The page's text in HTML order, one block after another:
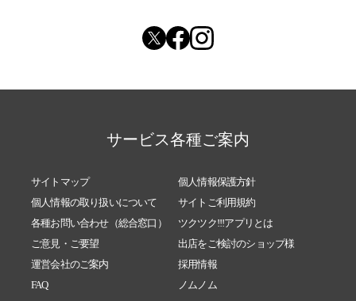
サービス各種ご案内
サイトマップ
個人情報保護方針
個人情報の取り扱いについて
サイトご利用規約
各種お問い合わせ（総合窓口）
ツクツク!!!アプリとは
ご意見・ご要望
出店をご検討のショップ様
運営会社のご案内
採用情報
FAQ
ノムノム